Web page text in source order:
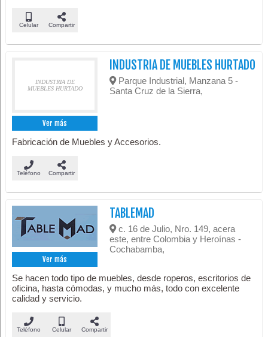
Celular Compartir
INDUSTRIA DE
MUEBLES HURTADO
Ver más
INDUSTRIA DE MUEBLES HURTADO
Parque Industrial, Manzana 5 -
Santa Cruz de la Sierra,
Fabricación de Muebles y Accesorios.
Teléfono Compartir
Ver más
TABLEMAD
c. 16 de Julio, Nro. 149, acera
este, entre Colombia y Heroínas -
Cochabamba,
Se hacen todo tipo de muebles, desde roperos, escritorios de
oficina, hasta cómodas, y mucho más, todo con excelente
calidad y servicio.
Teléfono Celular Compartir